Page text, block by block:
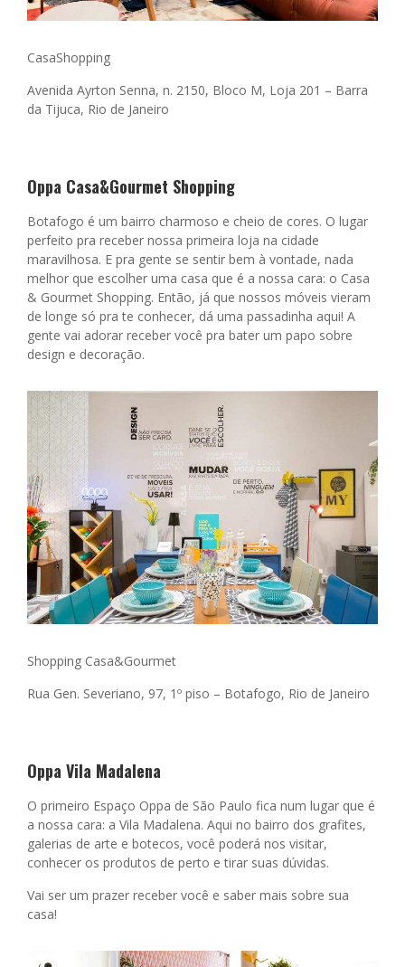
CasaShopping
Avenida Ayrton Senna, n. 2150, Bloco M, Loja 201 – Barra
da Tijuca, Rio de Janeiro
Oppa Casa&Gourmet Shopping
Botafogo é um bairro charmoso e cheio de cores. O lugar
perfeito pra receber nossa primeira loja na cidade
maravilhosa. E pra gente se sentir bem à vontade, nada
melhor que escolher uma casa que é a nossa cara: o Casa
& Gourmet Shopping. Então, já que nossos móveis vieram
de longe só pra te conhecer, dá uma passadinha aqui! A
gente vai adorar receber você pra bater um papo sobre
design e decoração.
Shopping Casa&Gourmet
Rua Gen. Severiano, 97, 1º piso – Botafogo, Rio de Janeiro
Oppa Vila Madalena
O primeiro Espaço Oppa de São Paulo fica num lugar que é
a nossa cara: a Vila Madalena. Aqui no bairro dos grafites,
galerias de arte e botecos, você poderá nos visitar,
conhecer os produtos de perto e tirar suas dúvidas.
Vai ser um prazer receber você e saber mais sobre sua
casa!